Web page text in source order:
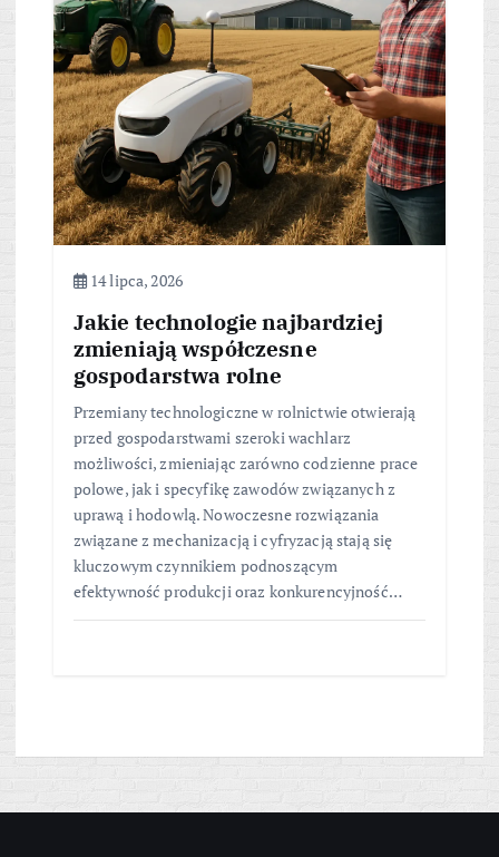
14 lipca, 2026
Jakie technologie najbardziej
zmieniają współczesne
gospodarstwa rolne
Przemiany technologiczne w rolnictwie otwierają
przed gospodarstwami szeroki wachlarz
możliwości, zmieniając zarówno codzienne prace
polowe, jak i specyfikę zawodów związanych z
uprawą i hodowlą. Nowoczesne rozwiązania
związane z mechanizacją i cyfryzacją stają się
kluczowym czynnikiem podnoszącym
efektywność produkcji oraz konkurencyjność…